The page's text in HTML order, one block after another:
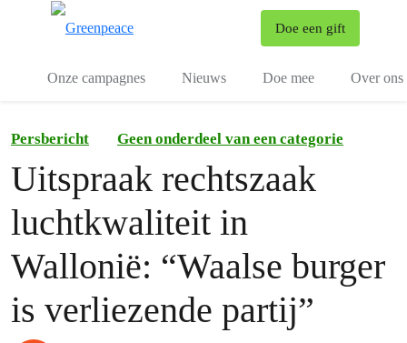
Doe een gift
Onze campagnes Nieuws Doe mee Over ons
Persbericht Geen onderdeel van een categorie
Uitspraak rechtszaak
luchtkwaliteit in
Wallonië: “Waalse burger
is verliezende partij”